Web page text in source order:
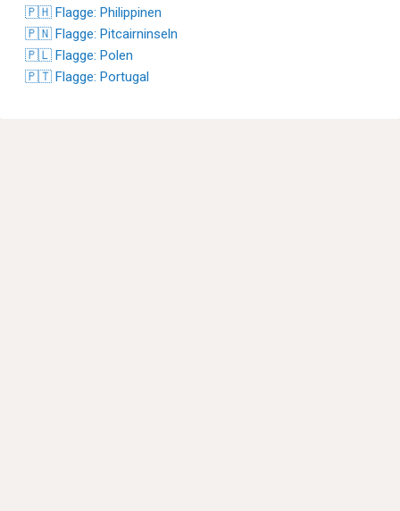
🇵🇭 Flagge: Philippinen
🇵🇳 Flagge: Pitcairninseln
🇵🇱 Flagge: Polen
🇵🇹 Flagge: Portugal